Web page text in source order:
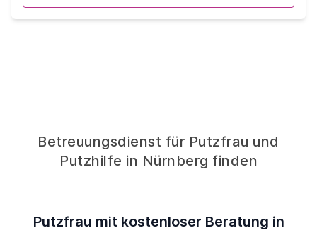
Betreuungsdienst für Putzfrau und
Putzhilfe in Nürnberg finden
Putzfrau mit kostenloser Beratung in